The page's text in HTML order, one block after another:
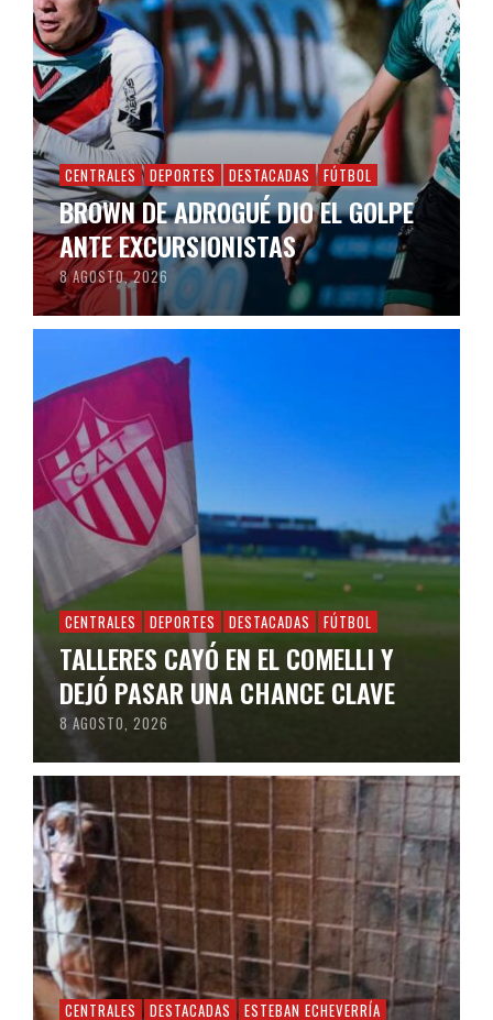
CENTRALES DEPORTES DESTACADAS FÚTBOL
BROWN DE ADROGUÉ DIO EL GOLPE
ANTE EXCURSIONISTAS
8 AGOSTO, 2026
CENTRALES DEPORTES DESTACADAS FÚTBOL
TALLERES CAYÓ EN EL COMELLI Y
DEJÓ PASAR UNA CHANCE CLAVE
8 AGOSTO, 2026
CENTRALES DESTACADAS ESTEBAN ECHEVERRÍA